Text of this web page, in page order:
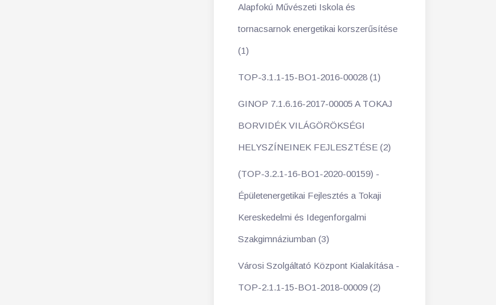
Alapfokú Művészeti Iskola és
tornacsarnok energetikai korszerűsítése
(1)
TOP-3.1.1-15-BO1-2016-00028 (1)
GINOP 7.1.6.16-2017-00005 A TOKAJ
BORVIDÉK VILÁGÖRÖKSÉGI
HELYSZÍNEINEK FEJLESZTÉSE (2)
(TOP-3.2.1-16-BO1-2020-00159) -
Épületenergetikai Fejlesztés a Tokaji
Kereskedelmi és Idegenforgalmi
Szakgimnáziumban (3)
Városi Szolgáltató Központ Kialakítása -
TOP-2.1.1-15-BO1-2018-00009 (2)